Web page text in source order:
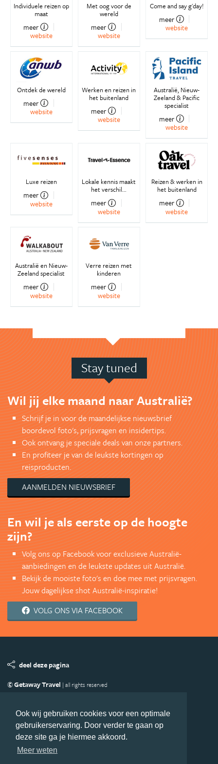
Ook wij gebruiken cookies voor een optimale
gebruikerservaring. Door verder te gaan op
deze site ga je hiermee akkoord.
Meer weten
Individuele reizen op
maat
meer
website
Met oog voor de
wereld
meer
website
Come and say g'day!
meer
website
Ontdek de wereld
meer
website
Werken en reizen in
het buitenland
meer
website
Australië, Nieuw-
Zeeland & Pacific
specialist
meer
website
Luxe reizen
meer
website
Lokale kennis maakt
het verschil...
meer
website
Reizen & werken in
het buitenland
meer
website
Australië en Nieuw-
Zeeland specialist
meer
website
Verre reizen met
kinderen
meer
website
Stay tuned
Wil jij elke maand naar Australië?
Schrijf je in voor de maandelijkse nieuwsbrief
boordevol foto's, prijsvragen en insidertips.
Ook ontvang je speciale deals van onze partners.
En profiteer je van de leukste kortingen op
reisproducten.
AANMELDEN NIEUWSBRIEF
En wil je als eerste op de hoogte
zijn?
Volg ons op Facebook voor exclusieve Australië-
aanbiedingen en de leukste updates uit Australië.
Bekijk de mooiste foto's en doe mee met prijsvragen.
Jouw dagelijkse shot Australië-inspiratie!
VOLG ONS VIA FACEBOOK
deel deze pagina
© Getaway Travel | all rights reserved
Copyright
Privacy statement Disclaimer
Cookies
Volg Australie.nl
Nieuwsbrief
Facebook